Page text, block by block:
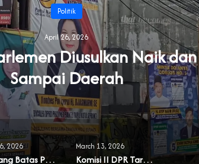
Politik
April 26, 2026
Diusulkan Naik
Sampai Daerah
2026
Ambang Batas Parlemen Diusulkan Naik dan Berlaku Sampai Daerah
March 13, 2026
Komisi II DPR Targetkan RUU Pilkada Rampung 2026